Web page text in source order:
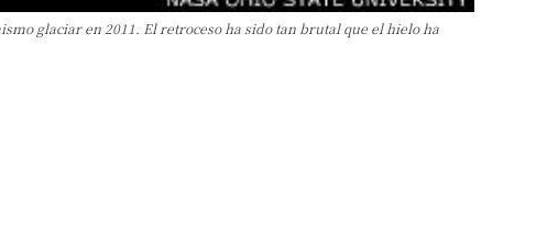
glaciar en 2011. El retroceso ha sido tan brutal que el hielo ha